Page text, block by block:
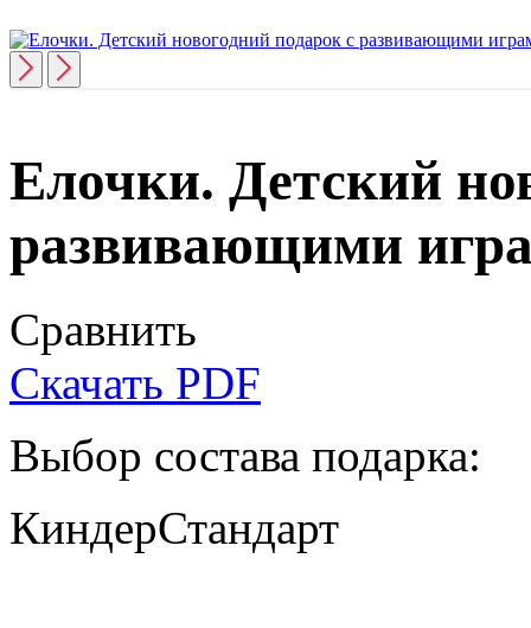
Елочки. Детский
развивающими
Сравнить
Скачать PDF
Выбор состава подарка:
КиндерСтандарт